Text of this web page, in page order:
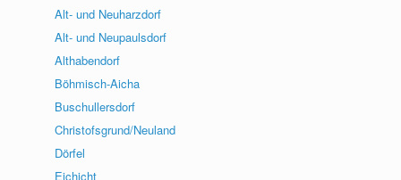
Alt- und Neuharzdorf
Alt- und Neupaulsdorf
Althabendorf
Böhmisch-Aicha
Buschullersdorf
Christofsgrund/Neuland
Dörfel
Eichicht